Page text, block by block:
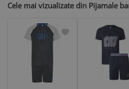
Cele mai vizualizate din Pijamale